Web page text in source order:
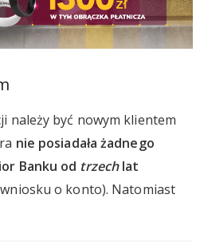
należy być nowym klientem
nie posiadała żadnego
Banku od trzechlat
o konto). Natomiast